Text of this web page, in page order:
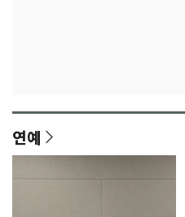
연예